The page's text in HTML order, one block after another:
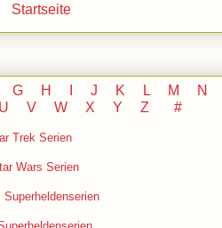
Startseite
G H I J K L M N
U V W X Y Z #
Trek Serien
Wars Serien
Superheldenserien